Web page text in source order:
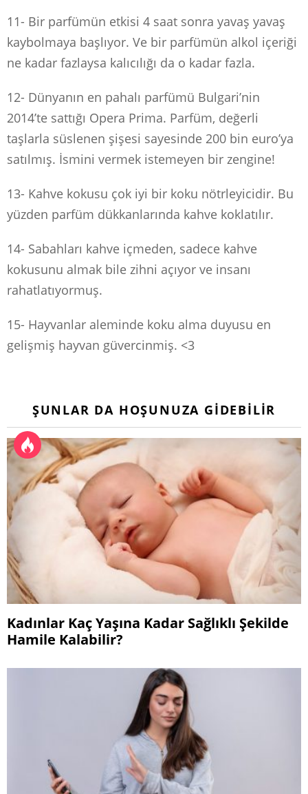
11- Bir parfümün etkisi 4 saat sonra yavaş yavaş
kaybolmaya başlıyor. Ve bir parfümün alkol içeriği
ne kadar fazlaysa kalıcılığı da o kadar fazla.
12- Dünyanın en pahalı parfümü Bulgari’nin
2014’te sattığı Opera Prima. Parfüm, değerli
taşlarla süslenen şişesi sayesinde 200 bin euro’ya
satılmış. İsmini vermek istemeyen bir zengine!
13- Kahve kokusu çok iyi bir koku nötrleyicidir. Bu
yüzden parfüm dükkanlarında kahve koklatılır.
14- Sabahları kahve içmeden, sadece kahve
kokusunu almak bile zihni açıyor ve insanı
rahatlatıyormuş.
15- Hayvanlar aleminde koku alma duyusu en
gelişmiş hayvan güvercinmiş. <3
ŞUNLAR DA HOŞUNUZA GIDEBILIR
Kadınlar Kaç Yaşına Kadar Sağlıklı Şekilde
Hamile Kalabilir?